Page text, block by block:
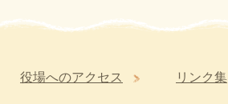
役場へのアクセス リンク集